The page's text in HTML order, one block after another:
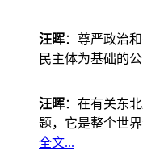
汪晖：尊严政治
民主体为基础的
汪晖：在有关东
题，它是整个世
全文...